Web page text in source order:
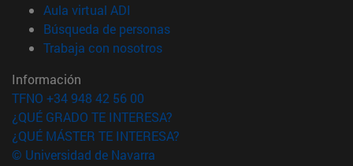
Aula virtual ADI
Búsqueda de personas(abre en nueva ventana)
Trabaja con nosotros(abre en nueva ventana)
Información
TFNO +34 948 42 56 00
¿QUÉ GRADO TE INTERESA?
¿QUÉ MÁSTER TE INTERESA?
© Universidad de Navarra